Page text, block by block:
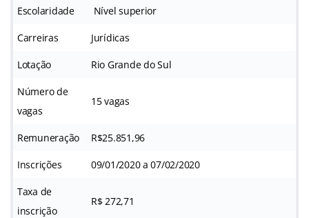
Escolaridade Nível superior
Carreiras Jurídicas
Lotação Rio Grande do Sul
Número de
vagas
15 vagas
Remuneração R$25.851,96
Inscrições 09/01/2020 a 07/02/2020
Taxa de
inscrição
R$ 272,71